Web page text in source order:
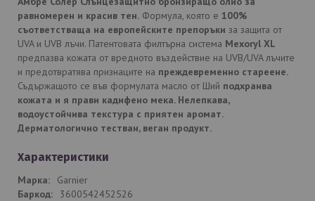
равномерен и красив тен. Формула, която е 100%
съответстваща на европейските препоръки за защита от
UVA и UVB лъчи. Патентовата филтърна система Mexoryl XL
предпазва кожата от вредното въздействие на UVB/UVA лъчите
и предотвратява признаците на преждевременно стареене.
Съдържащото се във формулата масло от Ший подхранва
кожата и я прави кадифено мека. Нелепкава,
водоустойчива текстура с приятен аромат.
Дерматологично тестван, веган продукт.
Характеристики
Garnier
3600542452526